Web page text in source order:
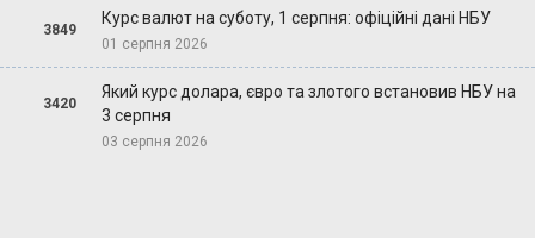
3849
Курс валют на суботу, 1 серпня: офіційні дані НБУ
01 серпня 2026
3420
Який курс долара, євро та злотого встановив НБУ на
3 серпня
03 серпня 2026